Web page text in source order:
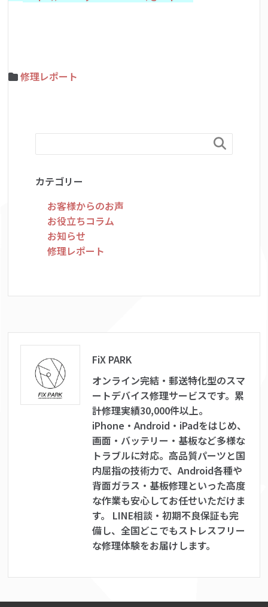
修理レポート

カテゴリー
お客様からのお声
お役立ちコラム
お知らせ
修理レポート
FiX PARK
オンライン完結・郵送特化型のスマ
ートデバイス修理サービスです。累
計修理実績30,000件以上。
iPhone・Android・iPadをはじめ、
画面・バッテリー・基板など多様な
トラブルに対応。高品質パーツと国
内屈指の技術力で、Android各種や
背面ガラス・基板修理といった高度
な作業も安心してお任せいただけま
す。 LINE相談・初期不良保証も完
備し、全国どこでもストレスフリー
な修理体験をお届けします。